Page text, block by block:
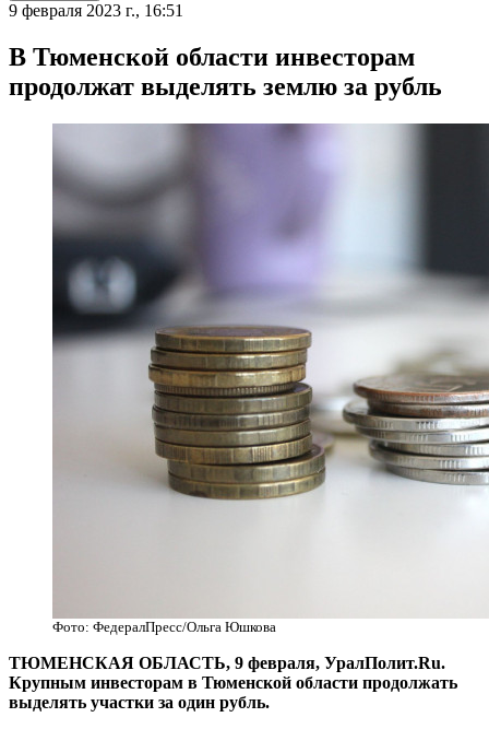
9 февраля 2023 г., 16:51
В Тюменской области инвесторам
продолжат выделять землю за рубль
Фото: ФедералПресс/Ольга Юшкова
ТЮМЕНСКАЯ ОБЛАСТЬ, 9 февраля, УралПолит.Ru.
Крупным инвесторам в Тюменской области продолжать
выделять участки за один рубль.